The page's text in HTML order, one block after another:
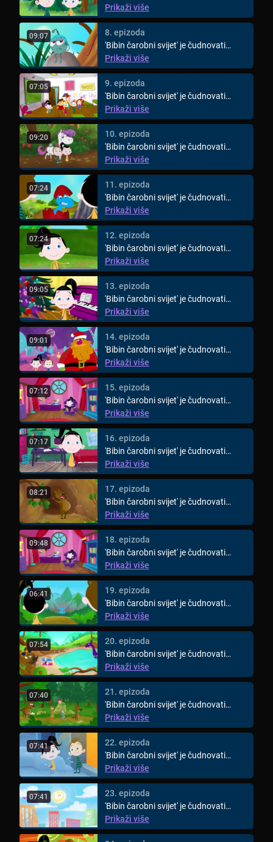
animirani svijet za djecu ...
Prikaži više
09:07
8. epizoda
'Bibin čarobni svijet' je čudnovati
animirani svijet za djecu ...
Prikaži više
07:05
9. epizoda
'Bibin čarobni svijet' je čudnovati
animirani svijet za djecu ...
Prikaži više
09:20
10. epizoda
'Bibin čarobni svijet' je čudnovati
animirani svijet za djecu ...
Prikaži više
07:24
11. epizoda
'Bibin čarobni svijet' je čudnovati
animirani svijet za djecu ...
Prikaži više
07:24
12. epizoda
'Bibin čarobni svijet' je čudnovati
animirani svijet za djecu ...
Prikaži više
09:05
13. epizoda
'Bibin čarobni svijet' je čudnovati
animirani svijet za djecu ...
Prikaži više
09:01
14. epizoda
'Bibin čarobni svijet' je čudnovati
animirani svijet za djecu ...
Prikaži više
07:12
15. epizoda
'Bibin čarobni svijet' je čudnovati
animirani svijet za djecu ...
Prikaži više
07:17
16. epizoda
'Bibin čarobni svijet' je čudnovati
animirani svijet za djecu ...
Prikaži više
08:21
17. epizoda
'Bibin čarobni svijet' je čudnovati
animirani svijet za djecu ...
Prikaži više
09:48
18. epizoda
'Bibin čarobni svijet' je čudnovati
animirani svijet za djecu ...
Prikaži više
06:41
19. epizoda
'Bibin čarobni svijet' je čudnovati
animirani svijet za djecu ...
Prikaži više
07:54
20. epizoda
'Bibin čarobni svijet' je čudnovati
animirani svijet za djecu ...
Prikaži više
07:40
21. epizoda
'Bibin čarobni svijet' je čudnovati
animirani svijet za djecu ...
Prikaži više
07:41
22. epizoda
'Bibin čarobni svijet' je čudnovati
animirani svijet za djecu ...
Prikaži više
07:41
23. epizoda
'Bibin čarobni svijet' je čudnovati
animirani svijet za djecu ...
Prikaži više